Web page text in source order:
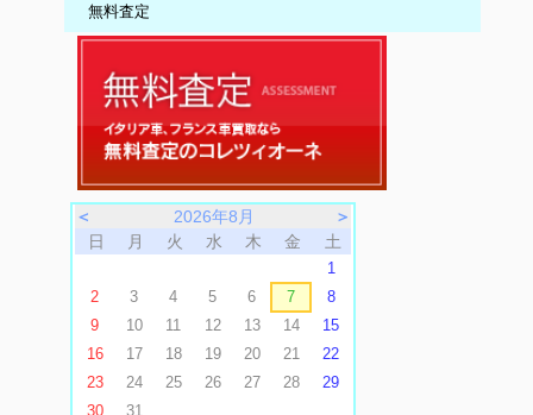
無料査定
＜ 2026年8月
＞
日
月 火 水 木 金 土
1
2
3 4 5 6 7
8
9
10 11 12 13 14
15
16
17 18 19 20 21
22
23
24 25 26 27 28
29
30
31